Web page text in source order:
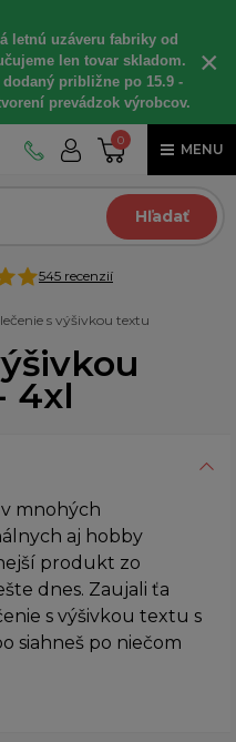
letnú uzáveru fabriky od
len tovar skladom.
približne po 15.9 -
prevádzok výrobcov.
×
0
MENU
Hľadať
545 recenzií
s výšivkou textu
4xl
mnohých
aj hobby
produkt zo
dnes. Zaujali ťa
s výšivkou textu s
siahneš po niečom